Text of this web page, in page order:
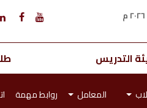
التدريس
المعامل روابط مهمة